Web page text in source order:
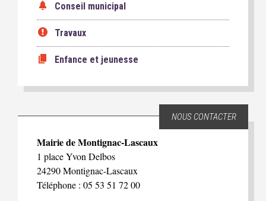
Conseil municipal
Travaux
Enfance et jeunesse
NOUS CONTACTER
Mairie de Montignac-Lascaux
1 place Yvon Delbos
24290 Montignac-Lascaux
Téléphone : 05 53 51 72 00